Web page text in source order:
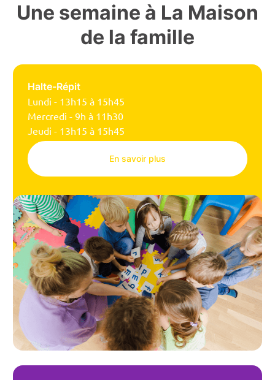
Une semaine à La Maison
de la famille
Halte-Répit
Lundi - 13h15 à 15h45
Mercredi - 9h à 11h30
Jeudi - 13h15 à 15h45
En savoir plus